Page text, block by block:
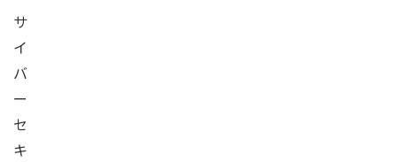
サ
イ
バ
ー
セ
キ